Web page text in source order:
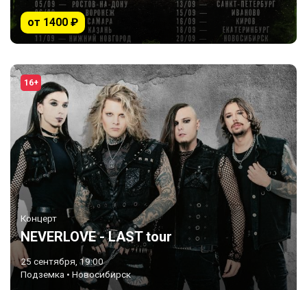
от 1400 ₽
16+
Концерт
NEVERLOVE - LAST tour
25 сентября, 19:00
Подземка • Новосибирск